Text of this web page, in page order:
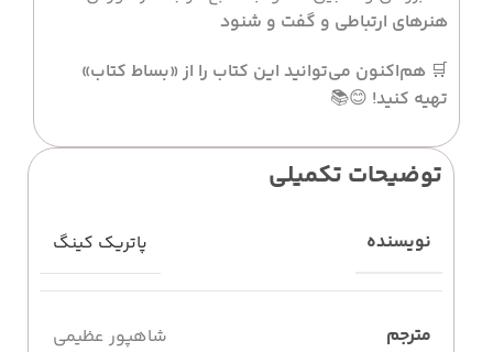
هنرهای ارتباطی و گفت و شنود
🛒 هم‌اکنون می‌توانید این کتاب را از «بساط کتاب»
تهیه کنید! 😊📚
توضیحات تکمیلی
نویسنده پاتریک کینگ
مترجم شاهپور عظیمی